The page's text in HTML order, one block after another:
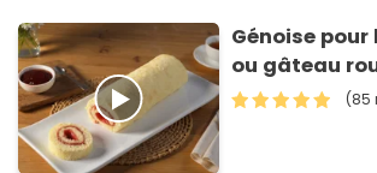
Génoise pour
ou gâteau
(85